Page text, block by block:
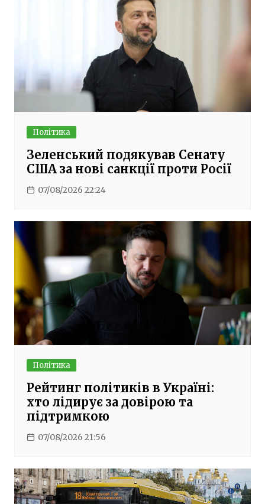
Політика
Зеленський подякував Сенату
США за нові санкції проти Росії
07/08/2026 22:24
Політика
Рейтинг політиків в Україні:
хто лідирує за довірою та
підтримкою
07/08/2026 21:56